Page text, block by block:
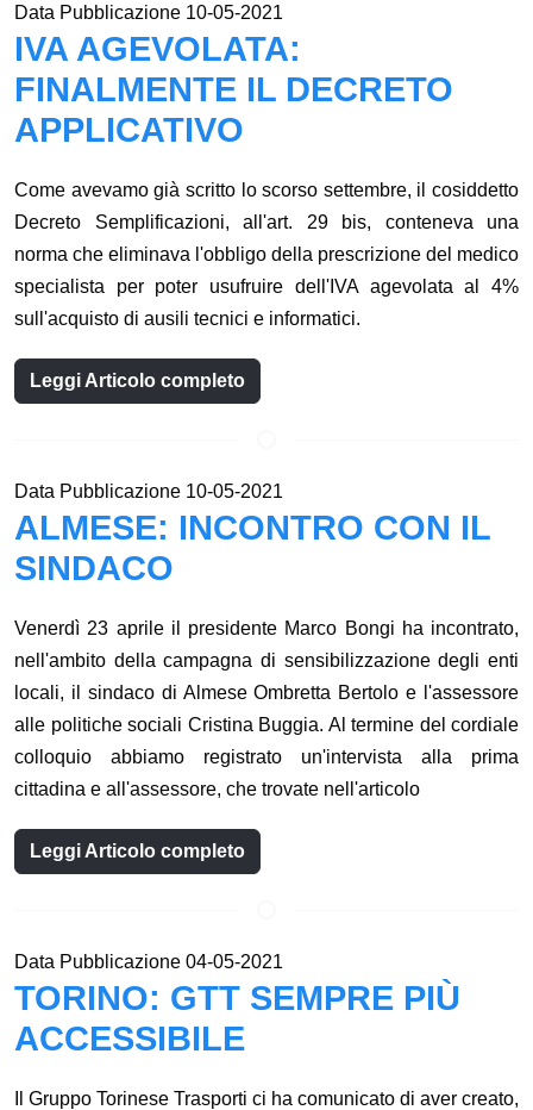
Data Pubblicazione 10-05-2021
IVA AGEVOLATA:
FINALMENTE IL DECRETO
APPLICATIVO
Come avevamo già scritto lo scorso settembre, il cosiddetto
Decreto Semplificazioni, all'art. 29 bis, conteneva una
norma che eliminava l'obbligo della prescrizione del medico
specialista per poter usufruire dell'IVA agevolata al 4%
sull'acquisto di ausili tecnici e informatici.
Leggi Articolo completo
Data Pubblicazione 10-05-2021
ALMESE: INCONTRO CON IL
SINDACO
Venerdì 23 aprile il presidente Marco Bongi ha incontrato,
nell'ambito della campagna di sensibilizzazione degli enti
locali, il sindaco di Almese Ombretta Bertolo e l'assessore
alle politiche sociali Cristina Buggia. Al termine del cordiale
colloquio abbiamo registrato un'intervista alla prima
cittadina e all'assessore, che trovate nell'articolo
Leggi Articolo completo
Data Pubblicazione 04-05-2021
TORINO: GTT SEMPRE PIÙ
ACCESSIBILE
Il Gruppo Torinese Trasporti ci ha comunicato di aver creato,